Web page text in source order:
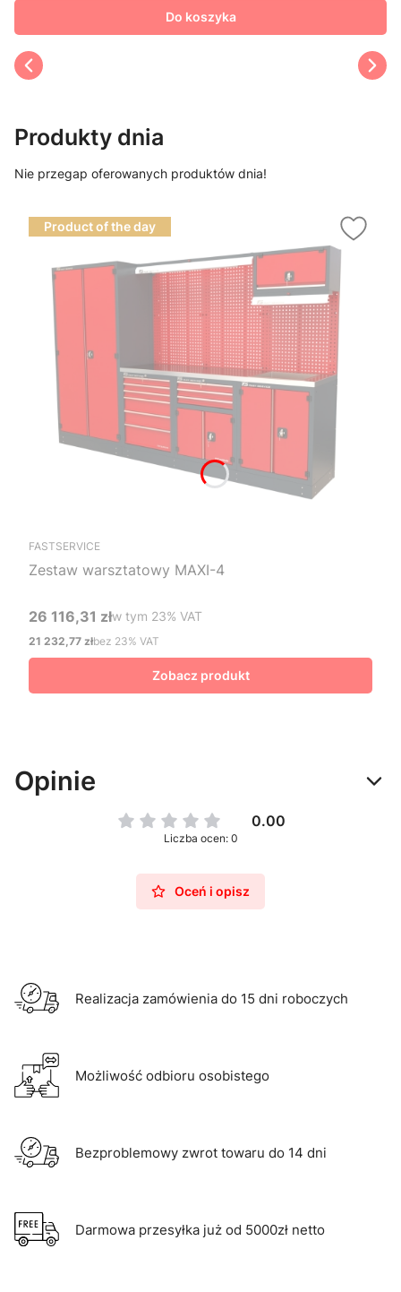
Do koszyka
Produkty dnia
Nie przegap oferowanych produktów dnia!
Product of the day
FASTSERVICE
Zestaw warsztatowy MAXI-4
Cena brutto
26 116,31 złw tym %s VAT
w tym 23% VAT
Cena netto
21 232,77 złbez 23% VAT
Zobacz produkt
Opinie
0.00
Liczba ocen: 0
Oceń i opisz
Realizacja zamówienia do 15 dni roboczych
Możliwość odbioru osobistego
Bezproblemowy zwrot towaru do 14 dni
Darmowa przesyłka już od 5000zł netto